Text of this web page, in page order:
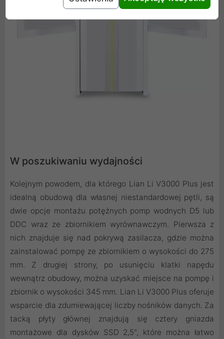
W poszukiwaniu wydajności
Kolejnym powodem, dla którego Lian Li V3000 Plus jest
idealną obudową dla własnej niestandardowej pętli, są
dwie opcje montażu potężnych pomp wodnych D5 lub
DDC wraz ze zbiornikiem wyrównawczym. Pierwsza z
nich znajduje się nad pokrywą zasilacza, gdzie można
zainstalować pompę ze zbiornikiem o wysokości do 275
mm. Z drugiej strony, po usunięciu klatki napędu
wewnątrz obudowy, można uzyskać miejsce na pompę i
zbiornik o wysokości 345 mm. Lian Li V3000 Plus oferuje
wsparcie dla zdumiewającej liczby nośników danych. Za
tacką płyty głównej znajdują się cztery gniazda
montażowe dla dysków SSD 2,5", które można łatwo